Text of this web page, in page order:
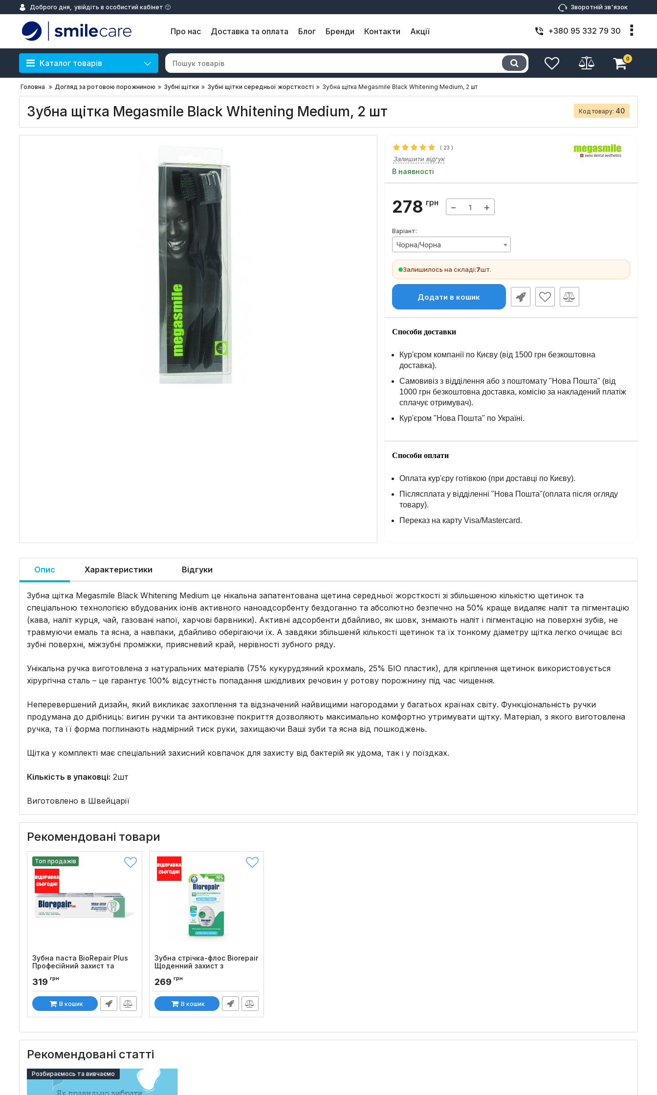
Доброго дня, увійдіть в особистий кабінет 🙂 Зворотній зв'язок
Про нас Доставка та оплата Блог Бренди Контакти Акції +380 95 332 79 30
Каталог товарів 0
Головна Догляд за ротовою порожниною Зубні щітки Зубні щітки середньої жорсткості Зубна щітка Megasmile Black Whitening Medium, 2 шт
Зубна щітка Megasmile Black Whitening Medium, 2 шт Код товару: 40
( 23 )
Залишити відгук
В наявності
278 грн − +
Варіант:
Чорна/Чорна
Залишилось на складі:7шт.
Додати в кошик
Способи доставки
Кур'єром компанії по Києву (від 1500 грн безкоштовна
доставка).
Самовивіз з відділення або з поштомату "Нова Пошта" (від
1000 грн безкоштовна доставка, комісію за накладений платіж
сплачує отримувач).
Кур'єром "Нова Пошта" по Україні.
Способи оплати
Оплата кур'єру готівкою (при доставці по Києву).
Післясплата у відділенні "Нова Пошта"(оплата після огляду
товару).
Переказ на карту Visa/Mastercard.
Опис Характеристики Відгуки
Зубна щітка Megasmile Black Whitening Medium це нікальна запатентована щетина середньої жорсткості зі збільшеною кількістю щетинок та
спеціальною технологією вбудованих іонів активного наноадсорбенту бездоганно та абсолютно безпечно на 50% краще видаляє наліт та пігментацію
(кава, наліт курця, чай, газовані напої, харчові барвники). Активні адсорбенти дбайливо, як шовк, знімають наліт і пігментацію на поверхні зубів, не
травмуючи емаль та ясна, а навпаки, дбайливо оберігаючи їх. А завдяки збільшеній кількості щетинок та їх тонкому діаметру щітка легко очищає всі
зубні поверхні, міжзубні проміжки, приясневий край, нерівності зубного ряду.
Унікальна ручка виготовлена ​​з натуральних матеріалів (75% кукурудзяний крохмаль, 25% БІО пластик), для кріплення щетинок використовується
хірургічна сталь – це гарантує 100% відсутність попадання шкідливих речовин у ротову порожнину під час чищення.
Неперевершений дизайн, який викликає захоплення та відзначений найвищими нагородами у багатьох країнах світу. Функціональність ручки
продумана до дрібниць: вигин ручки та антиковзне покриття дозволяють максимально комфортно утримувати щітку. Матеріал, з якого виготовлена ​​
ручка, та її форма поглинають надмірний тиск руки, захищаючи Ваші зуби та ясна від пошкоджень.
Щітка у комплекті має спеціальний захисний ковпачок для захисту від бактерій як удома, так і у поїздках.
Кількість в упаковці: 2шт
Виготовлено в Швейцарії
Рекомендовані товари
Топ продажів
Зубна паста BioRepair Plus
Професійний захист та
Код товару:
319 грн
В кошик
Зубна стрічка-флос Biorepair
Щоденний захист з
Код товару:
269 грн
В кошик
Рекомендовані статті
Розбираємось та вивчаємо